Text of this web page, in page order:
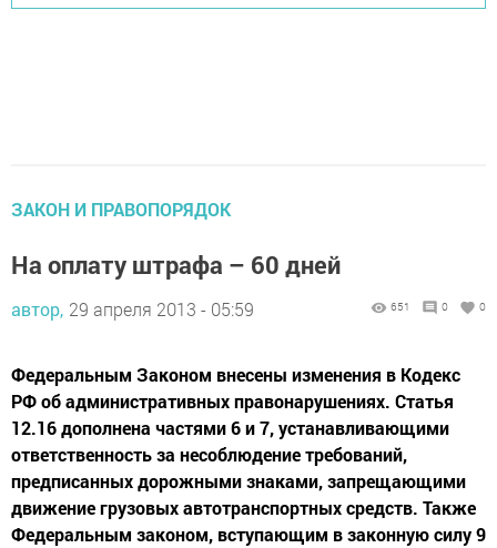
ЗАКОН И ПРАВОПОРЯДОК
На оплату штрафа – 60 дней
автор, 29 апреля 2013 - 05:59 651 0 0
Федеральным Законом внесены изменения в Кодекс
РФ об административных правонарушениях. Статья
12.16 дополнена частями 6 и 7, устанавливающими
ответственность за несоблюдение требований,
предписанных дорожными знаками, запрещающими
движение грузовых автотранспортных средств. Также
Федеральным законом, вступающим в законную силу 9